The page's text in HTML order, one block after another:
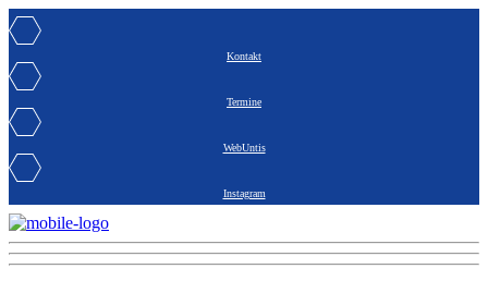
Kontakt
Termine
WebUntis
Instagram